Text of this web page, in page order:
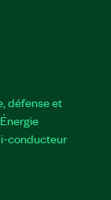
défense et
Énergie​
conducteur